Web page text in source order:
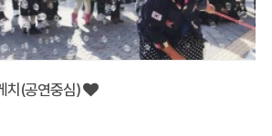
치(공연중심)